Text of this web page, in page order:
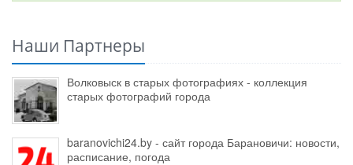
Наши Партнеры
Волковыск в старых фотографиях - коллекция
старых фотографий города
baranovichi24.by - сайт города Барановичи: новости,
расписание, погода